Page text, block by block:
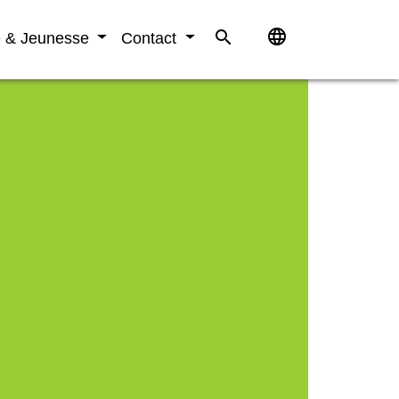
& Jeunesse Contact search language